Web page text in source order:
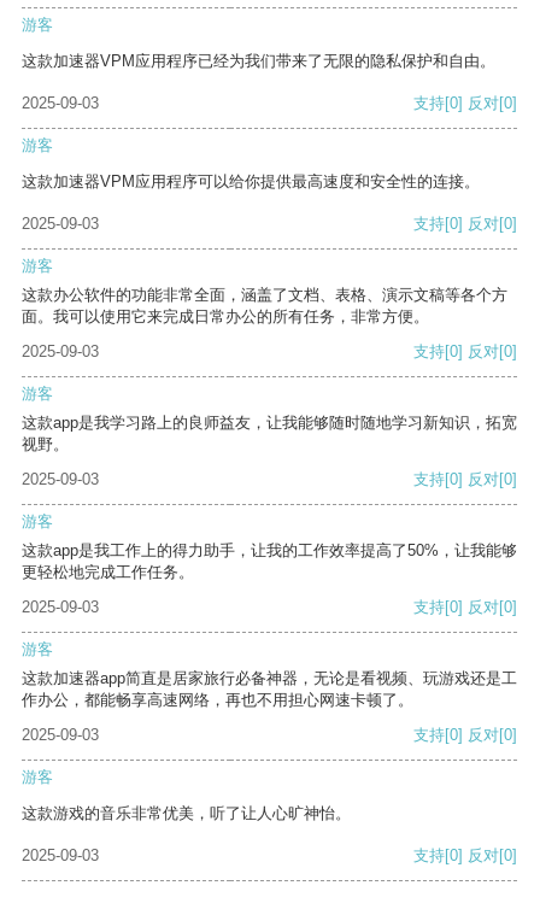
游客
这款加速器VPM应用程序已经为我们带来了无限的隐私保护和自由。
2025-09-03 支持[0] 反对[0]
游客
这款加速器VPM应用程序可以给你提供最高速度和安全性的连接。
2025-09-03 支持[0] 反对[0]
游客
这款办公软件的功能非常全面，涵盖了文档、表格、演示文稿等各个方
面。我可以使用它来完成日常办公的所有任务，非常方便。
2025-09-03
支持[0] 反对[0]
游客
这款app是我学习路上的良师益友，让我能够随时随地学习新知识，拓宽
视野。
2025-09-03
支持[0] 反对[0]
游客
这款app是我工作上的得力助手，让我的工作效率提高了50%，让我能够
更轻松地完成工作任务。
2025-09-03
支持[0] 反对[0]
游客
这款加速器app简直是居家旅行必备神器，无论是看视频、玩游戏还是工
作办公，都能畅享高速网络，再也不用担心网速卡顿了。
2025-09-03
支持[0] 反对[0]
游客
这款游戏的音乐非常优美，听了让人心旷神怡。
2025-09-03 支持[0] 反对[0]